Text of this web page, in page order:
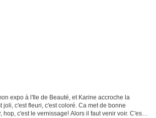
expo à l'Ile de Beauté, et Karine accroche la
joli, c'est fleuri, c'est coloré. Ca met de bonne
hop, c'est le vernissage! Alors il faut venir voir. C'est